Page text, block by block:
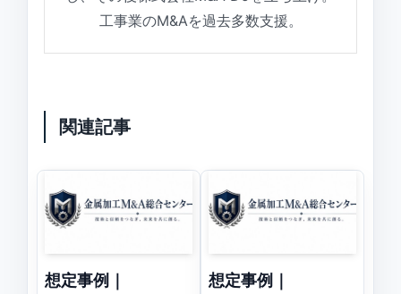
工事業のM&Aを過去多数支援。
関連記事
想定事例｜
想定事例｜